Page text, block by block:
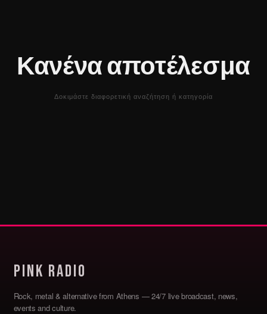
Κανένα αποτέλεσμα
Δοκιμάστε διαφορετική αναζήτηση ή κατηγορία
Pink Radio
Rock, metal & alternative from Athens — 24/7 live broadcast, news,
events and culture.